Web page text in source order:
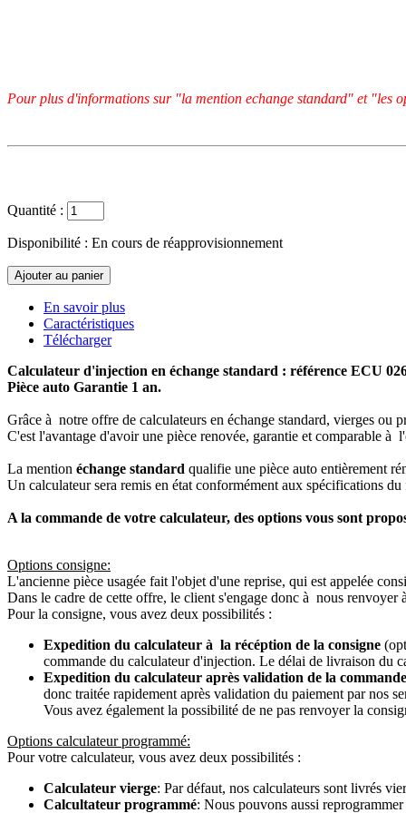
Pour plus d'informations sur "la mention echange standard" et "les
Quantité :
Disponibilité : En cours de réapprovisionnement
En savoir plus
Caractéristiques
Télécharger
Calculateur d'injection en échange standard : référence ECU
Pièce auto Garantie 1 an.
Grâce à notre offre de calculateurs en échange standard, vierges
C'est l'avantage d'avoir une pièce renovée, garantie et comparable
La mention échange standard qualifie une pièce auto entièrement
Un calculateur sera remis en état conformément aux spécifications
A la commande de votre calculateur, des options vous sont
Options consigne:
L'ancienne pièce usagée fait l'objet d'une reprise, qui est appelée
Dans le cadre de cette offre, le client s'engage donc à nous
Pour la consigne, vous avez deux possibilités :
Expedition du calculateur à la récéption de la consigne
commande du calculateur d'injection. Le délai de livraison du
Expedition du calculateur après validation de la
donc traitée rapidement après validation du paiement par nos
Vous avez également la possibilité de ne pas renvoyer la
Options calculateur programmé:
Pour votre calculateur, vous avez deux possibilités :
Calculateur vierge: Par défaut, nos calculateurs sont livrés
Calcultateur programmé: Nous pouvons aussi